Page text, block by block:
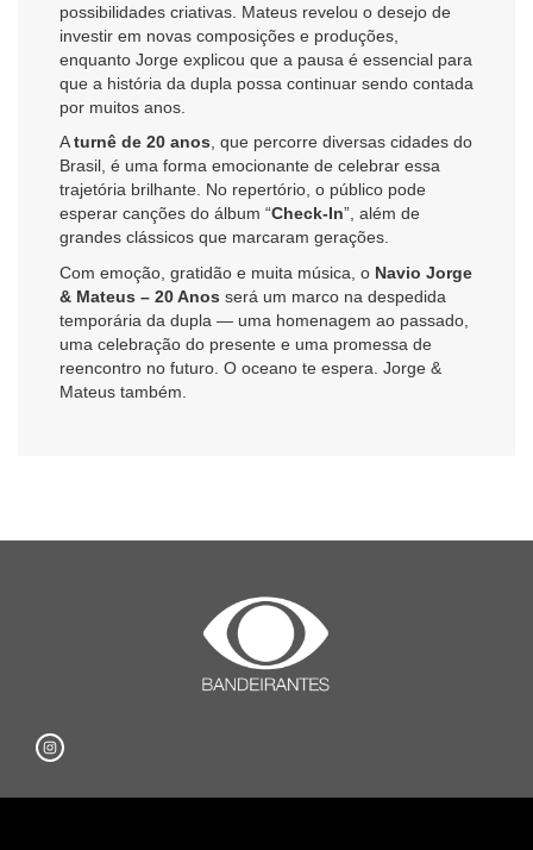
possibilidades criativas. Mateus revelou o desejo de
investir em novas composições e produções,
enquanto Jorge explicou que a pausa é essencial para
que a história da dupla possa continuar sendo contada
por muitos anos.
Aturnê de 20 anos, que percorre diversas cidades do
Brasil, é uma forma emocionante de celebrar essa
trajetória brilhante. No repertório, o público pode
esperar canções do álbum “Check-In”, além de
grandes clássicos que marcaram gerações.
Com emoção, gratidão e muita música, o Navio Jorge
& Mateus – 20 Anos será um marco na despedida
temporária da dupla — uma homenagem ao passado,
uma celebração do presente e uma promessa de
reencontro no futuro. O oceano te espera. Jorge &
Mateus também.